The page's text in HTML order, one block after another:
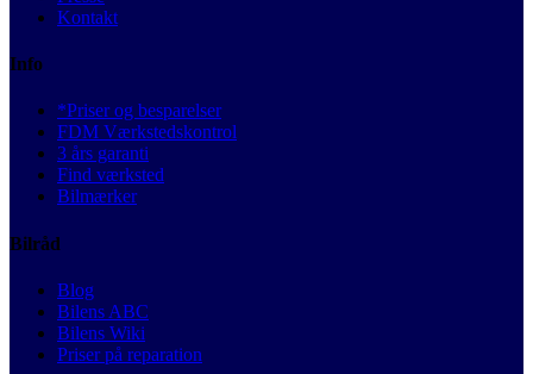
Kontakt
Info
*Priser og besparelser
FDM Værkstedskontrol
3 års garanti
Find værksted
Bilmærker
Bilråd
Blog
Bilens ABC
Bilens Wiki
Priser på reparation